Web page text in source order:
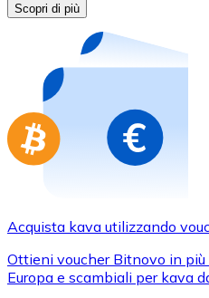
Acquista gift card dei
Vai al negozio di carte
Scopri di più
Acquista kava utilizzando
Ottieni voucher Bitnovo in
Europa e scambiali per kava